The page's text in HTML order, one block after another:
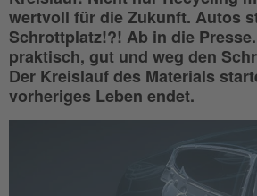
wertvoll für die Zukunft. Autos
Schrottplatz!?! Ab in die
praktisch, gut und weg den
Der Kreislauf des Materials
vorheriges Leben endet.